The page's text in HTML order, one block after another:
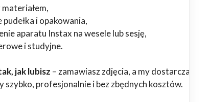
pudełka i opakowania,
aparatu Instax na wesele lub sesję,
i studyjne.
jak lubisz – zamawiasz zdjęcia, a my dostarczamy
szybko, profesjonalnie i bez zbędnych kosztów.